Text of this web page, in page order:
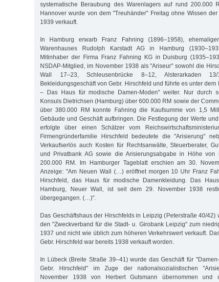
systematische Beraubung des Warenlagers auf rund 200.000
Hannover wurde von dem "Treuhänder" Freitag ohne Wissen
1939 verkauft.
In Hamburg erwarb Franz Fahning (1896–1958),
Warenhauses Rudolph Karstadt AG in Hamburg
Mitinhaber der Firma Franz Fahning KG in Duisburg
NSDAP-Mitglied, im November 1938 als "Ariseur" sowohl die
Wall 17–23, Schleusenbrücke 8–12, Alsterarkaden
Bekleidungsgeschäft von Gebr. Hirschfeld und führte es unter dem
– Das Haus für modische Damen-Moden" weiter. Nur durch
Konsuls Dietrichsen (Hamburg) über 600.000 RM sowie der
über 380.000 RM konnte Fahning die Kaufsumme von 1,5
Gebäude und Geschäft aufbringen. Die Festlegung der Werte
erfolgte über einen Schätzer vom
Firmengründerfamilie Hirschfeld bedeutete die "Arisierung"
Verkaufserlös auch Kosten für Rechtsanwälte, Steuerberater,
und Privatbank AG sowie die Arisierungsabgabe in Höhe von
200.000 RM. Im Hamburger Tageblatt erschien am 30.
Anzeige: "Am Neuen Wall (…) eröffnet morgen 10 Uhr Franz
Hirschfeld, das Haus für modische Damenkleidung. Das
Hamburg, Neuer Wall, ist seit dem 29. November 1938
übergegangen. (…)".
Das Geschäftshaus der Hirschfelds in Leipzig (Peterstraße 40/42)
den "Zweckverband für die Stadt- u. Girobank Leipzig" zum
1937 und nicht wie üblich zum höheren Verkehrswert verkauft.
Gebr. Hirschfeld war bereits 1938 verkauft worden.
In Lübeck (Breite Straße 39–41) wurde das Geschäft für
Gebr. Hirschfeld" im Zuge der nationalsozialistischen
November 1938 von Herbert Gutsmann übernommen und